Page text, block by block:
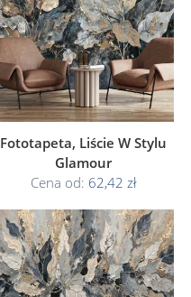
Fototapeta, Liście W Stylu
Glamour
Cena od: 62,42 zł